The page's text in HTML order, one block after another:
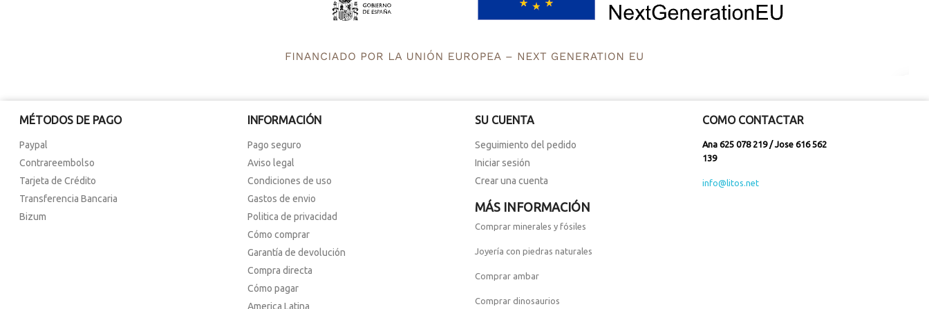
MÉTODOS DE PAGO
Paypal
Contrareembolso
Tarjeta de Crédito
Transferencia Bancaria
Bizum
INFORMACIÓN
Pago seguro
Aviso legal
Condiciones de uso
Gastos de envio
Politica de privacidad
Cómo comprar
Garantía de devolución
Compra directa
Cómo pagar
America Latina
SU CUENTA
Seguimiento del pedido
Iniciar sesión
Crear una cuenta
COMO CONTACTAR
Ana 625 078 219 / Jose 616 562
139
info@litos.net
MÁS INFORMACIÓN
Comprar minerales y fósiles
Joyería con piedras naturales
Comprar ambar
Comprar dinosaurios